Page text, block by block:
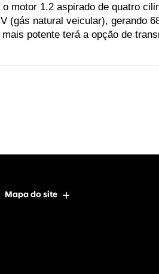
motor 1.2 aspirado de quatro
(gás natural veicular), gerando
potente terá a opção de
Mapa do site